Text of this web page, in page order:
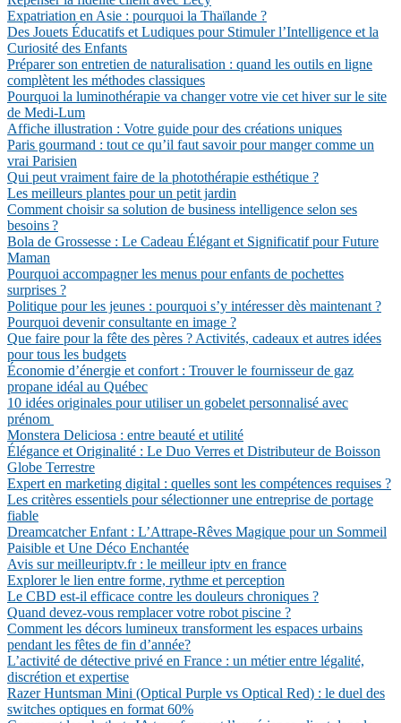
Expatriation en Asie : pourquoi la Thaïlande ?
Des Jouets Éducatifs et Ludiques pour Stimuler l’Intelligence et la
Curiosité des Enfants
Préparer son entretien de naturalisation : quand les outils en ligne
complètent les méthodes classiques
Pourquoi la luminothérapie va changer votre vie cet hiver sur le site
de Medi-Lum
Affiche illustration : Votre guide pour des créations uniques
Paris gourmand : tout ce qu’il faut savoir pour manger comme un
vrai Parisien
Qui peut vraiment faire de la photothérapie esthétique ?
Les meilleurs plantes pour un petit jardin
Comment choisir sa solution de business intelligence selon ses
besoins ?
Bola de Grossesse : Le Cadeau Élégant et Significatif pour Future
Maman
Pourquoi accompagner les menus pour enfants de pochettes
surprises ?
Politique pour les jeunes : pourquoi s’y intéresser dès maintenant ?
Pourquoi devenir consultante en image ?
Que faire pour la fête des pères ? Activités, cadeaux et autres idées
pour tous les budgets
Économie d’énergie et confort : Trouver le fournisseur de gaz
propane idéal au Québec
10 idées originales pour utiliser un gobelet personnalisé avec
prénom
Monstera Deliciosa : entre beauté et utilité
Élégance et Originalité : Le Duo Verres et Distributeur de Boisson
Globe Terrestre
Expert en marketing digital : quelles sont les compétences requises ?
Les critères essentiels pour sélectionner une entreprise de portage
fiable
Dreamcatcher Enfant : L’Attrape-Rêves Magique pour un Sommeil
Paisible et Une Déco Enchantée
Avis sur meilleuriptv.fr : le meilleur iptv en france
Explorer le lien entre forme, rythme et perception
Le CBD est-il efficace contre les douleurs chroniques ?
Quand devez-vous remplacer votre robot piscine ?
Comment les décors lumineux transforment les espaces urbains
pendant les fêtes de fin d’année?
L’activité de détective privé en France : un métier entre légalité,
discrétion et expertise
Razer Huntsman Mini (Optical Purple vs Optical Red) : le duel des
switches optiques en format 60%